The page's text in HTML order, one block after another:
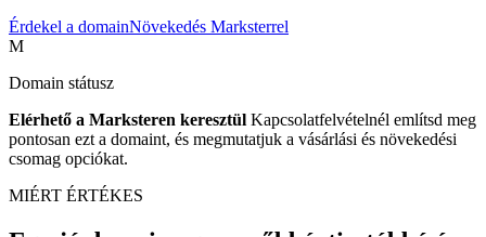
Érdekel a domainNövekedés Marksterrel
M
Domain státusz
Elérhető a Marksteren keresztül Kapcsolatfelvételnél említsd meg
pontosan ezt a domaint, és megmutatjuk a vásárlási és növekedési
csomag opciókat.
MIÉRT ÉRTÉKES